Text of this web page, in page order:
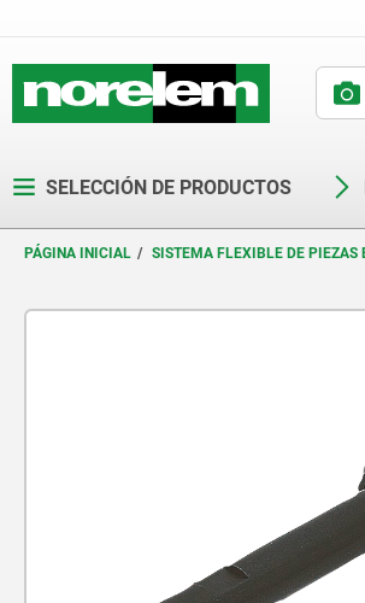
SELECCIÓN DE PRODUCTOS
PÁGINA INICIAL SISTEMA FLEXIBLE DE PIEZAS